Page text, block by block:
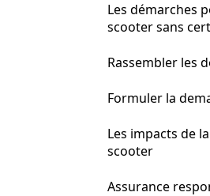
Les démarches
scooter sans
Rassembler les
Formuler la
Les impacts de
scooter
Assurance